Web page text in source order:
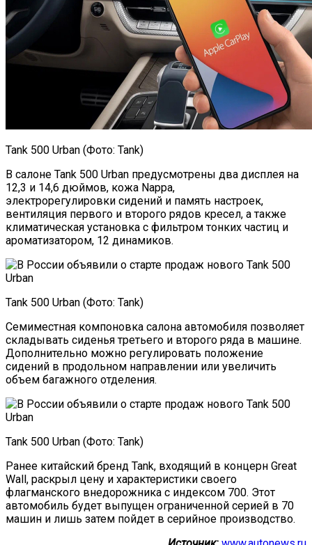
Tank 500 Urban (Фото: Tank)
В салоне Tank 500 Urban предусмотрены два дисплея на
12,3 и 14,6 дюймов, кожа Nappa,
электрорегулировки сидений и память настроек,
вентиляция первого и второго рядов кресел, а также
климатическая установка с фильтром тонких частиц и
ароматизатором, 12 динамиков.
Tank 500 Urban (Фото: Tank)
Семиместная компоновка салона автомобиля позволяет
складывать сиденья третьего и второго ряда в машине.
Дополнительно можно регулировать положение
сидений в продольном направлении или увеличить
объем багажного отделения.
Tank 500 Urban (Фото: Tank)
Ранее китайский бренд Tank, входящий в концерн Great
Wall, раскрыл цену и характеристики своего
флагманского внедорожника с индексом 700. Этот
автомобиль будет выпущен ограниченной серией в 70
машин и лишь затем пойдет в серийное производство.